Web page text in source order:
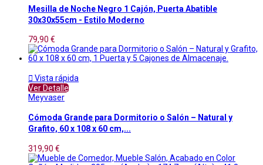
Mesilla de Noche Negro 1 Cajón, Puerta Abatible
30x30x55cm - Estilo Moderno
79,90 €
 Vista rápida
Ver Detalle
Meyvaser
Cómoda Grande para Dormitorio o Salón – Natural y
Grafito, 60 x 108 x 60 cm,...
319,90 €